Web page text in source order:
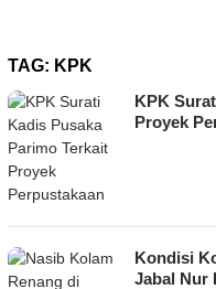
TAG: KPK
KPK
Proyek
Kondisi
Jabal Nur